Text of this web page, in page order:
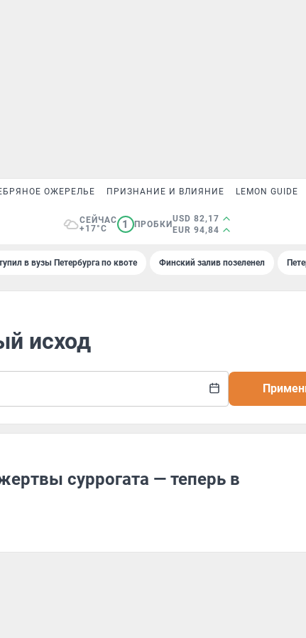
ОЖЕРЕЛЬЕ ПРИЗНАНИЕ И ВЛИЯНИЕ LEMON GUIDE
СЕЙЧАС
+17°C
1 ПРОБКИ
USD 82,17
EUR 94,84
в вузы Петербурга по квоте Финский залив позеленел
исход
суррогата — теперь в